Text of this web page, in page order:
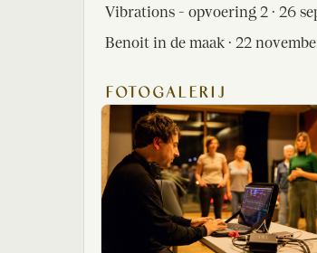
Vibrations - opvoering 2 · 26
Benoit in de maak · 22
FOTOGALERIJ